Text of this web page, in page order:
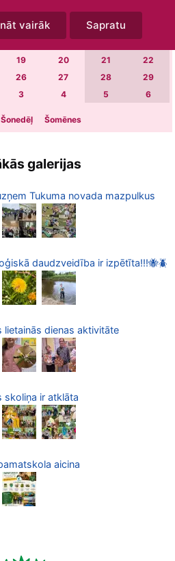
vairāk Sapratu
5 7
12 13 14
19 20 21
22
26 27 28
29
3 4 5 6
Šonedēļ Šomēnes
galerijas
Tukuma novada mazpulkus
daudzveidība ir izpētīta!!!🐝🪲
lietainās dienas aktivitāte
skoliņa ir atklāta
aicina